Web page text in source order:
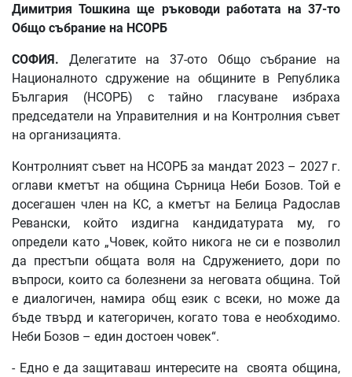
Димитрия Тошкина ще ръководи работата на 37-то
Общо събрание на НСОРБ
СОФИЯ. Делегатите на 37-ото Общо събрание на
Националното сдружение на общините в Република
България (НСОРБ) с тайно гласуване избраха
председатели на Управителния и на Контролния съвет
на организацията.
Контролният съвет на НСОРБ за мандат 2023 – 2027 г.
оглави кметът на община Сърница Неби Бозов. Той е
досегашен член на КС, а кметът на Белица Радослав
Ревански, който издигна кандидатурата му, го
определи като „Човек, който никога не си е позволил
да престъпи общата воля на Сдружението, дори по
въпроси, които са болезнени за неговата община. Той
е диалогичен, намира общ език с всеки, но може да
бъде твърд и категоричен, когато това е необходимо.
Неби Бозов – един достоен човек“.
- Едно е да защитаваш интересите на своята община,